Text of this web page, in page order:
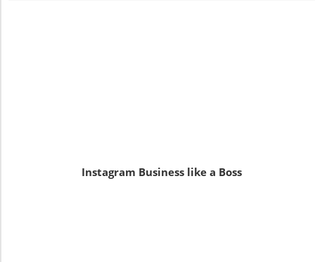
Instagram Business like a Boss